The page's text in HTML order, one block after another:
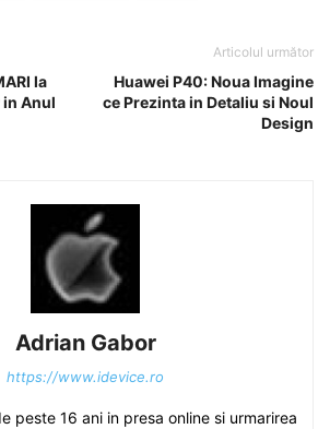
la
in Anul
Articolul următor
Huawei P40: Noua Imagine
ce Prezinta in Detaliu si Noul
Design
Adrian Gabor
https://www.idevice.ro
peste 16 ani in presa online si urmarirea